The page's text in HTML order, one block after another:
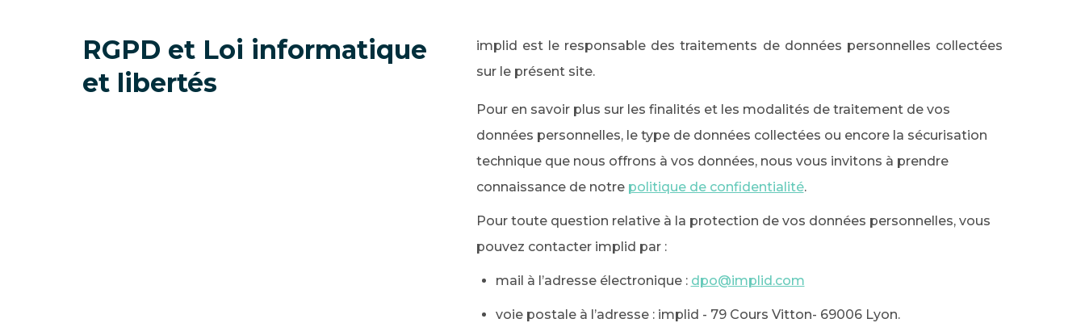
RGPD et Loi informatique
et libertés
implid est le responsable des traitements de données personnelles collectées
sur le présent site.
Pour en savoir plus sur les finalités et les modalités de traitement de vos
données personnelles, le type de données collectées ou encore la sécurisation
technique que nous offrons à vos données, nous vous invitons à prendre
connaissance de notre politique de confidentialité.
Pour toute question relative à la protection de vos données personnelles, vous
pouvez contacter implid par :
mail à l’adresse électronique : dpo@implid.com
voie postale à l’adresse : implid - 79 Cours Vitton- 69006 Lyon.